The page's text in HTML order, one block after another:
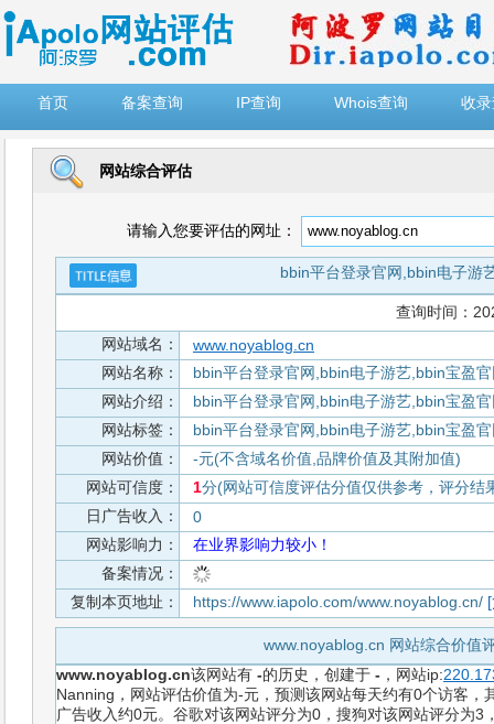
首页
备案查询 IP查询 Whois查询 收
网站综合评估
请输入您要评估的网址：
bbin平台登录官网,bbin电子游
查询时间：
网站域名：
www.noyablog.cn
网站名称：
bbin平台登录官网,bbin电子游艺,bbin宝盈
网站介绍：
bbin平台登录官网,bbin电子游艺,bbin宝盈
网站标签：
bbin平台登录官网,bbin电子游艺,bbin宝盈
网站价值：
-元(不含域名价值,品牌价值及其附加值)
网站可信度：
1分(网站可信度评估分值仅供参考，评分结
日广告收入：
0
网站影响力：
在业界影响力较小！
备案情况：
复制本页地址：
https://www.iapolo.com/www.noyablog.cn/
www.noyablog.cn 网站综合价值
www.noyablog.cn该网站有 -的历史，创建于 - ，网站ip:
Nanning，网站评估价值为-元，预测该网站每天约有0个访客，
广告收入约0元。谷歌对该网站评分为0，搜狗对该网站评分为3